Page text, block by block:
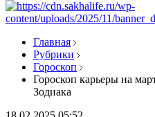
Главная
Рубрики
Гороскоп
Гороскоп карьеры на
Зодиака